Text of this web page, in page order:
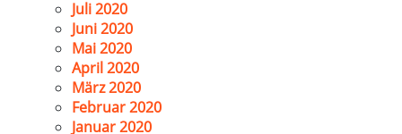
Juli 2020
Juni 2020
Mai 2020
April 2020
März 2020
Februar 2020
Januar 2020